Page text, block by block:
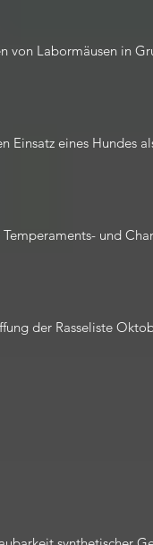
von Labormäusen in
Einsatz eines Hundes
und
der Rasseliste